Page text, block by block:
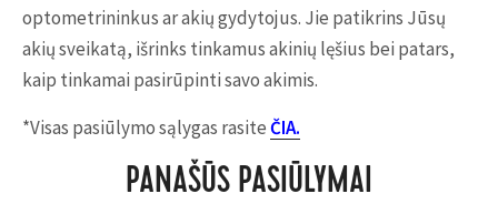
optometrininkus ar akių gydytojus. Jie patikrins Jūsų
akių sveikatą, išrinks tinkamus akinių lęšius bei patars,
kaip tinkamai pasirūpinti savo akimis.
*Visas pasiūlymo sąlygas rasiteČIA.
PANAŠŪS PASIŪLYMAI